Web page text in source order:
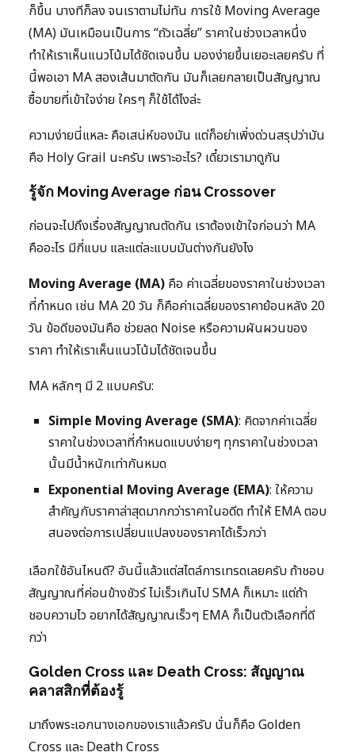
ก็ขึ้น บางทีก็ลง จนเราตามไม่ทัน การใช้ Moving Average
(MA) มันเหมือนเป็นการ “ถัวเฉลี่ย” ราคาในช่วงเวลาหนึ่ง
ทำให้เราเห็นแนวโน้มได้ชัดเจนขึ้น มองง่ายขึ้นเยอะเลยครับ ที่
นี้พอเอา MA สองเส้นมาตัดกัน มันก็เลยกลายเป็นสัญญาณ
ซื้อขายที่เข้าใจง่าย ใครๆ ก็ใช้ได้ไงล่ะ
ความง่ายนี่แหละ คือเสน่ห์ของมัน แต่ก็อย่าเพิ่งด่วนสรุปว่ามัน
คือ Holy Grail นะครับ เพราะอะไร? เดี๋ยวเรามาดูกัน
รู้จัก Moving Average ก่อน Crossover
ก่อนจะไปถึงเรื่องสัญญาณตัดกัน เราต้องเข้าใจก่อนว่า MA
คืออะไร มีกี่แบบ และแต่ละแบบมันต่างกันยังไง
Moving Average (MA) คือ ค่าเฉลี่ยของราคาในช่วงเวลา
ที่กำหนด เช่น MA 20 วัน ก็คือค่าเฉลี่ยของราคาย้อนหลัง 20
วัน ข้อดีของมันคือ ช่วยลด Noise หรือความผันผวนของ
ราคา ทำให้เราเห็นแนวโน้มได้ชัดเจนขึ้น
MA หลักๆ มี 2 แบบครับ:
Simple Moving Average (SMA): คิดจากค่าเฉลี่ย
ราคาในช่วงเวลาที่กำหนดแบบง่ายๆ ทุกราคาในช่วงเวลา
นั้นมีน้ำหนักเท่ากันหมด
Exponential Moving Average (EMA): ให้ความ
สำคัญกับราคาล่าสุดมากกว่าราคาในอดีต ทำให้ EMA ตอบ
สนองต่อการเปลี่ยนแปลงของราคาได้เร็วกว่า
เลือกใช้อันไหนดี? อันนี้แล้วแต่สไตล์การเทรดเลยครับ ถ้าชอบ
สัญญาณที่ค่อนข้างชัวร์ ไม่เร็วเกินไป SMA ก็เหมาะ แต่ถ้า
ชอบความไว อยากได้สัญญาณเร็วๆ EMA ก็เป็นตัวเลือกที่ดี
กว่า
Golden Cross และ Death Cross: สัญญาณ
คลาสสิกที่ต้องรู้
มาถึงพระเอกนางเอกของเราแล้วครับ นั่นก็คือ Golden
Cross และ Death Cross